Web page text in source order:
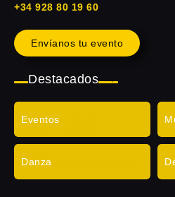
+34 928 80 19 60
Envíanos tu evento
Destacados
Eventos
Danza